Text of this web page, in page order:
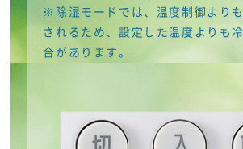
※除湿モードでは、温度制御より
されるため、設定した温度よりも
合があります。